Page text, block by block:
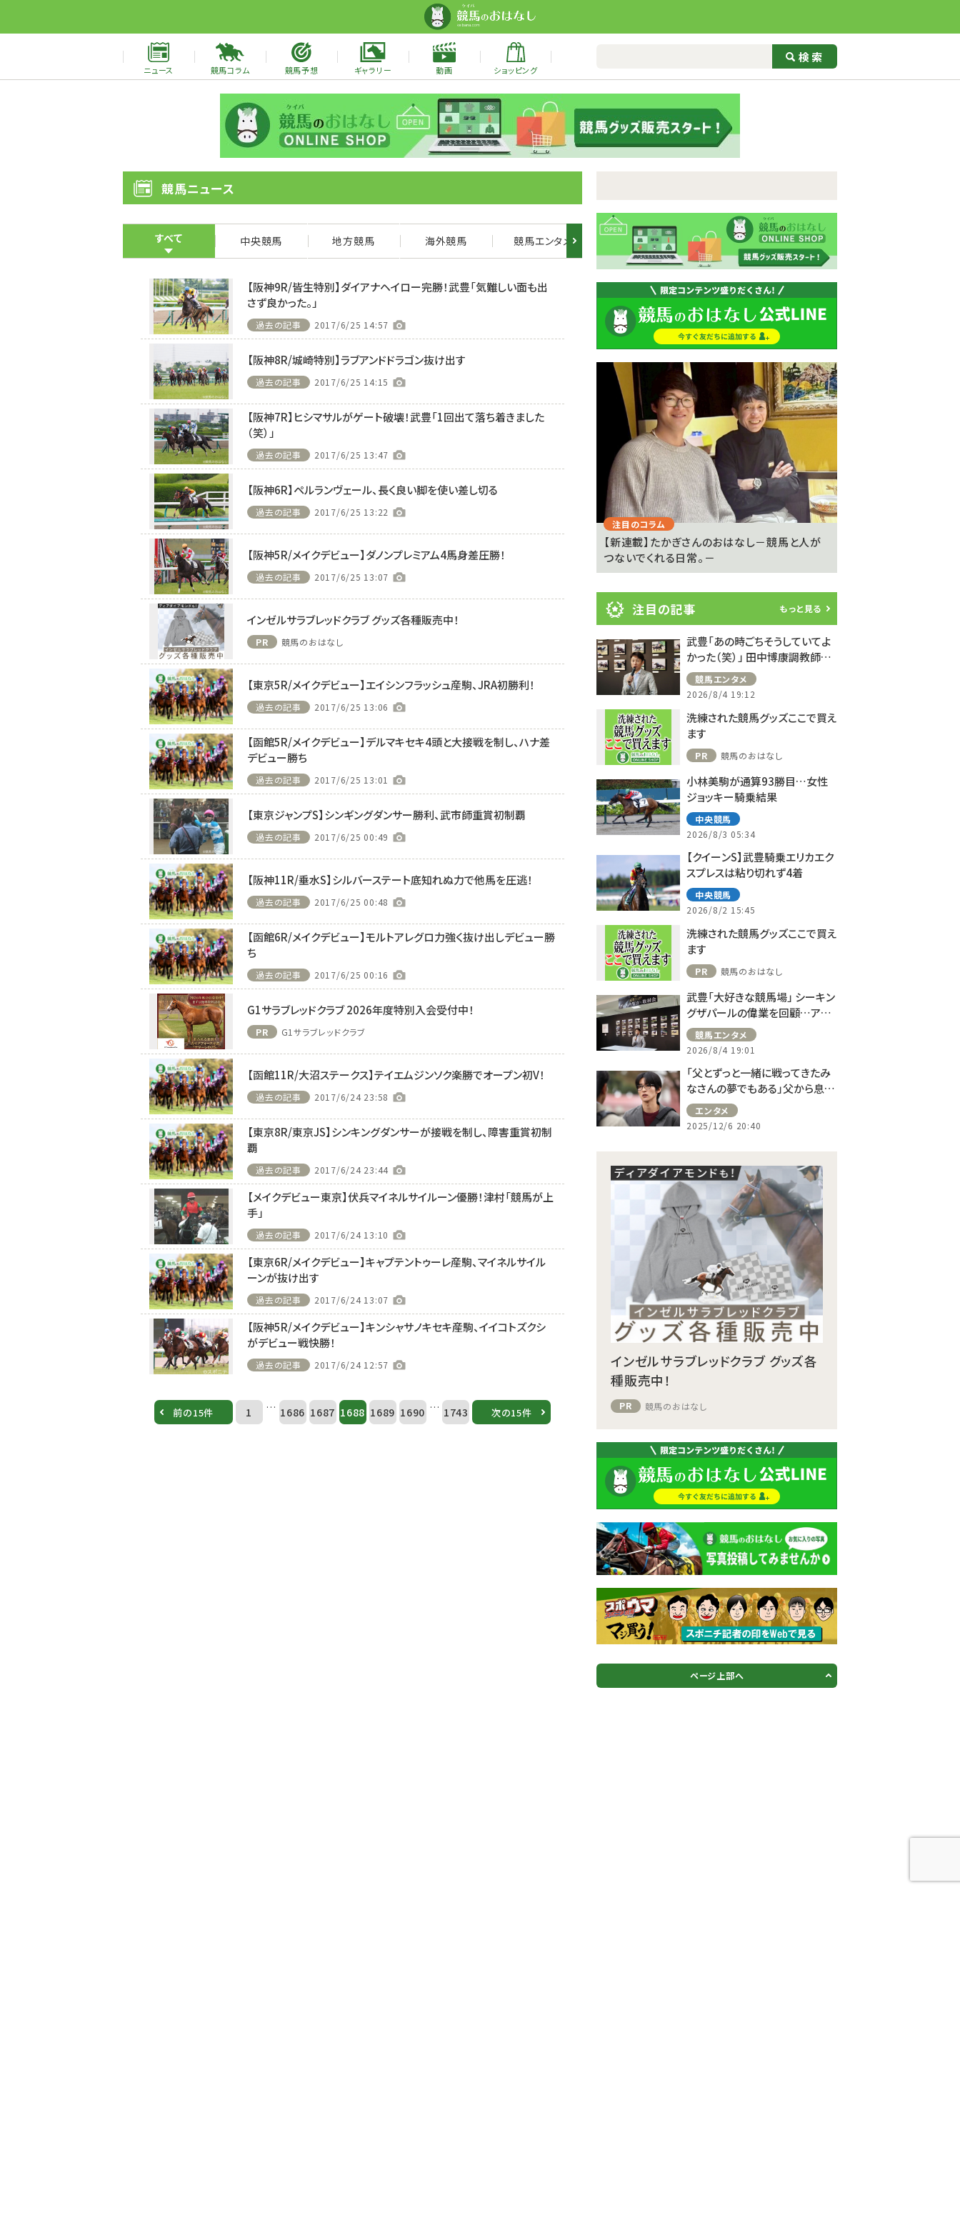
ニュース 競馬コラム 競馬予想 ギャラリー 動画 ショッピング
競馬ニュース
すべて 中央競馬 地方競馬 海外競馬 競馬エンタメ ウマ娘 エンタメ イベント情報
【阪神9R/皆生特別】ダイアナヘイロー完勝！武豊「気難しい面も出
さず良かった。」
過去の記事 2017/6/25 14:57
【阪神8R/城崎特別】ラブアンドドラゴン抜け出す
過去の記事 2017/6/25 14:15
【阪神7R】ヒシマサルがゲート破壊！武豊「1回出て落ち着きました
（笑）」
過去の記事 2017/6/25 13:47
【阪神6R】ペルランヴェール、長く良い脚を使い差し切る
過去の記事 2017/6/25 13:22
【阪神5R/メイクデビュー】ダノンプレミアム4馬身差圧勝！
過去の記事 2017/6/25 13:07
インゼルサラブレッドクラブ グッズ各種販売中！
PR 競馬のおはなし
【東京5R/メイクデビュー】エイシンフラッシュ産駒、JRA初勝利！
過去の記事 2017/6/25 13:06
【函館5R/メイクデビュー】デルマキセキ4頭と大接戦を制し、ハナ差
デビュー勝ち
過去の記事 2017/6/25 13:01
【東京ジャンプS】シンギングダンサー勝利、武市師重賞初制覇
過去の記事 2017/6/25 00:49
【阪神11R/垂水S】シルバーステート底知れぬ力で他馬を圧逃！
過去の記事 2017/6/25 00:48
【函館6R/メイクデビュー】モルトアレグロ力強く抜け出しデビュー勝
ち
過去の記事 2017/6/25 00:16
G1サラブレッドクラブ 2026年度特別入会受付中！
PR G1サラブレッドクラブ
【函館11R/大沼ステークス】テイエムジンソク楽勝でオープン初V！
過去の記事 2017/6/24 23:58
【東京8R/東京JS】シンキングダンサーが接戦を制し、障害重賞初制
覇
過去の記事 2017/6/24 23:44
【メイクデビュー東京】伏兵マイネルサイルーン優勝！津村「競馬が上
手」
過去の記事 2017/6/24 13:10
【東京6R/メイクデビュー】キャプテントゥーレ産駒、マイネルサイル
ーンが抜け出す
過去の記事 2017/6/24 13:07
【阪神5R/メイクデビュー】キンシャサノキセキ産駒、イイコトズクシ
がデビュー戦快勝！
過去の記事 2017/6/24 12:57
前の15件 1 … 1686 1687 1688 1689 1690 … 1743 次の15件
ー
ス
注目のニュース
武豊デビュー40年特別展が札幌で開幕 京都
2万人、東京3万人を動...
1700メートルの馬...
注目のコラム
【新連載】たかぎさんのおはなし－競馬と人が
つないでくれる日常。－
注目の記事 もっと見る
武豊「あの時ごちそうしていてよ
かった（笑）」 田中博康調教師と
のフランスでの思い出を語る
競馬エンタメ
2026/8/4 19:12
洗練された競馬グッズここで買え
ます
PR 競馬のおはなし
小林美駒が通算93勝目…女性
ジョッキー騎乗結果
中央競馬
2026/8/3 05:34
【クイーンS】武豊騎乗エリカエク
スプレスは粘り切れず4着
中央競馬
2026/8/2 15:45
洗練された競馬グッズここで買え
ます
PR 競馬のおはなし
武豊「大好きな競馬場」 シーキン
グザパールの偉業を回顧…アス
コット、ドーヴィルへの思い語る
競馬エンタメ
2026/8/4 19:01
「父とずっと一緒に戦ってきたみ
なさんの夢でもある」父から息子
へ継承されたチーム――新生“チーム
ロイヤル”の誕生…日曜劇場
『ザ・ロイヤルファミリー』第8話レ
エンタメ
2025/12/6 20:40
インゼルサラブレッドクラブ グッズ各
種販売中！
PR 競馬のおはなし
ページ上部へ